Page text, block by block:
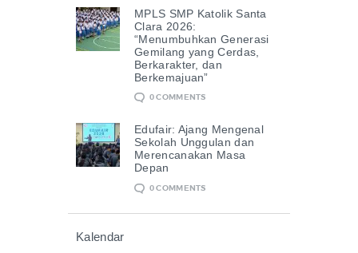
MPLS SMP Katolik Santa
Clara 2026:
“Menumbuhkan Generasi
Gemilang yang Cerdas,
Berkarakter, dan
Berkemajuan”
0COMMENTS
Edufair: Ajang Mengenal
Sekolah Unggulan dan
Merencanakan Masa
Depan
0COMMENTS
Kalendar